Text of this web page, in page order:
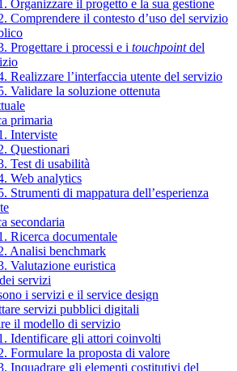
Organizzare il progetto e la sua gestione
Comprendere il contesto d’uso del servizio
Progettare i processi e i touchpointdel
Realizzare l’interfaccia utente del servizio
Validare la soluzione ottenuta
primaria
Interviste
Questionari
Test di usabilità
Web analytics
Strumenti di mappatura dell’esperienza
secondaria
Ricerca documentale
Analisi benchmark
Valutazione euristica
servizi
i servizi e il service design
servizi pubblici digitali
il modello di servizio
Identificare gli attori coinvolti
Formulare la proposta di valore
Inquadrare gli elementi costitutivi del